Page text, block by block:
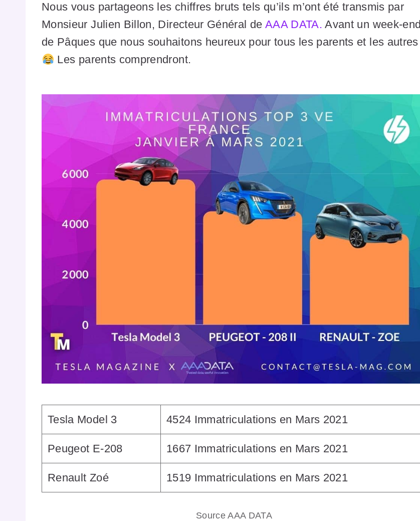
Nous vous partageons les chiffres bruts tels qu’ils m’ont été transmis par
Monsieur Julien Billon, Directeur Général de AAA DATA. Avant un week-end
de Pâques que nous souhaitons heureux pour tous les parents et les autres
Les parents comprendront.
Tesla Model 3 4524 Immatriculations en Mars 2021
Peugeot E-208 1667 Immatriculations en Mars 2021
Renault Zoé 1519 Immatriculations en Mars 2021
Source AAA DATA